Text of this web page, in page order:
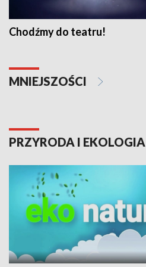
Chodźmy do teatru!
MNIEJSZOŚCI
PRZYRODA I EKOLOGIA